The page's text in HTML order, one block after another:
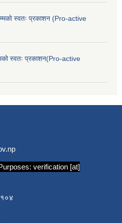
स्वतः प्रकाशन (Pro-active
स्वतः प्रकाशन(Pro-active
verification [at]